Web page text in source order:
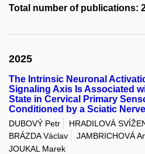
Total number of publications:
2025
The Intrinsic Neuronal
Signaling Axis Is Associated
State in Cervical Primary
Conditioned by a Sciatic
DUBOVÝ Petr
HRADILOVÁ
BRÁZDA Václav
JAMBRICHOVÁ
JOUKAL Marek